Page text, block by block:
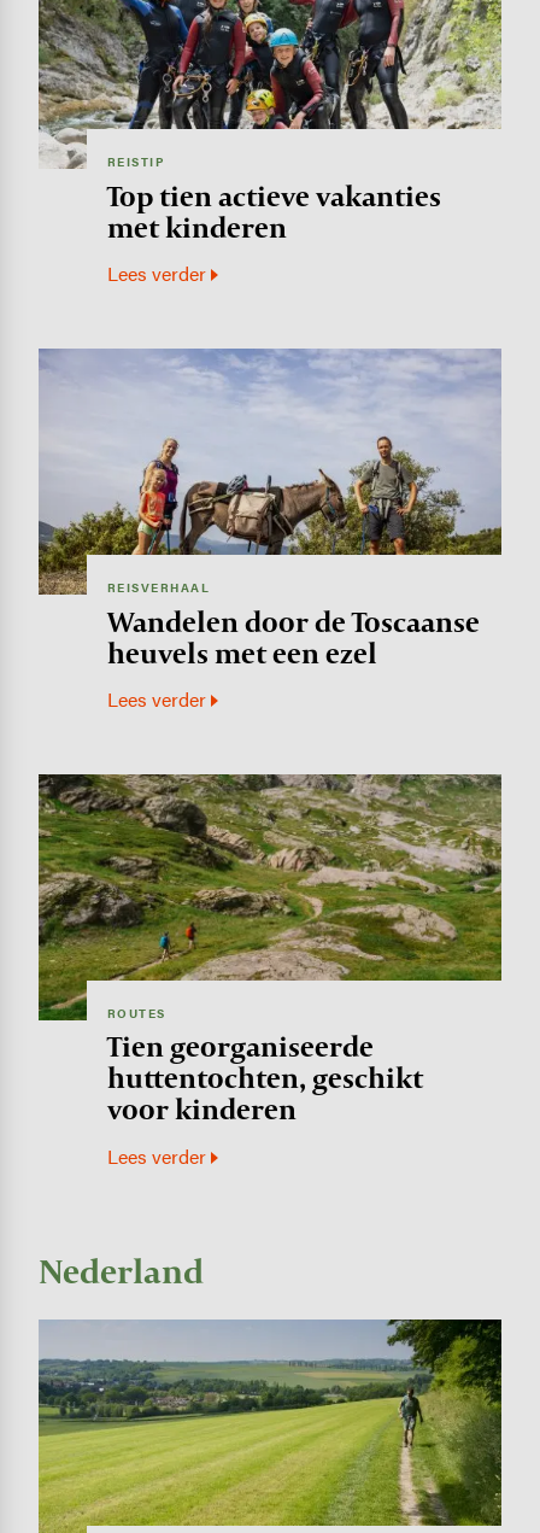
REISTIP
Top tien actieve vakanties
met kinderen
Lees verder
Image
REISVERHAAL
Wandelen door de Toscaanse
heuvels met een ezel
Lees verder
Image
ROUTES
Tien georganiseerde
huttentochten, geschikt
voor kinderen
Lees verder
Nederland